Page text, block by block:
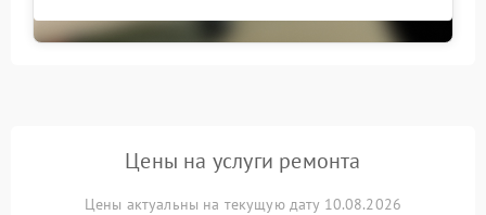
Цены на услуги ремонта
Цены актуальны на текущую дату 10.08.2026